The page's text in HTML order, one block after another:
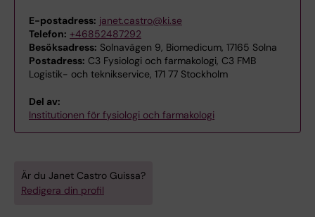
E-postadress: janet.castro@ki.se
Telefon: +46852487292
Besöksadress: Solnavägen 9, Biomedicum, 17165 Solna
Postadress: C3 Fysiologi och farmakologi, C3 FMB
Logistik- och teknikservice, 171 77 Stockholm
Del av:
Institutionen för fysiologi och farmakologi
Är du Janet Castro Guissa?
Redigera din profil